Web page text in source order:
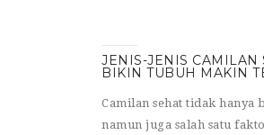
JENIS-JENIS CAMILAN
BIKIN TUBUH MAKIN
Camilan sehat tidak hanya
namun juga salah satu